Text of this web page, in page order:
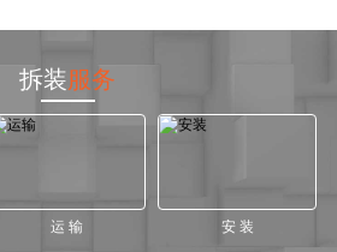
拆装服务
运 输 安 装